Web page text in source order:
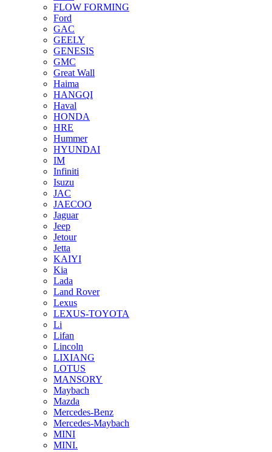
FLOW FORMING
Ford
GAC
GEELY
GENESIS
GMC
Great Wall
Haima
HANGQI
Haval
HONDA
HRE
Hummer
HYUNDAI
IM
Infiniti
Isuzu
JAC
JAECOO
Jaguar
Jeep
Jetour
Jetta
KAIYI
Kia
Lada
Land Rover
Lexus
LEXUS-TOYOTA
Li
Lifan
Lincoln
LIXIANG
LOTUS
MANSORY
Maybach
Mazda
Mercedes-Benz
Mercedes-Maybach
MINI
MINI.